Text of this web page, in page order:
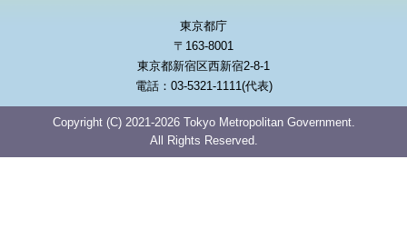
東京都庁
〒163-8001
東京都新宿区西新宿2-8-1
電話：03-5321-1111(代表)
Copyright (C) 2021-2026 Tokyo Metropolitan Government.
All Rights Reserved.